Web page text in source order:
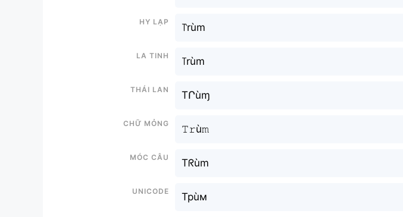
Hy lạp
꓅rùm
La tinh
꓄rùm
Thái lan
TՐùɱ
Chữ mỏng
𝚃𝚛ù𝚖
Móc câu
Tᖇùm
Unicode
Трùм